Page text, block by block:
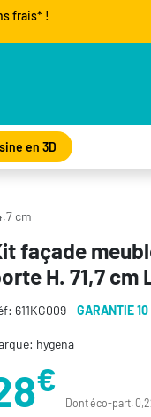
frais* !
en 3D
cm
façade
H. 71,7 cm
611KG009 - GARANTIE
hygena
€
Dont éco-part.